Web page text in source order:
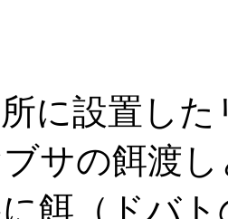
に設置し
サの餌渡
餌（ドバ